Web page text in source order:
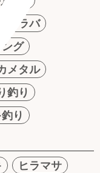
タイラバ
ング
メタル
釣り
り
ヒラマサ